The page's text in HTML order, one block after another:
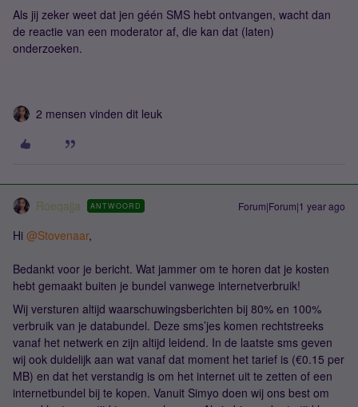
Als jij zeker weet dat jen géén SMS hebt ontvangen, wacht dan
de reactie van een moderator af, die kan dat (laten)
onderzoeken.
2 mensen vinden dit leuk
Roeqajja ANTWOORD Forum|Forum|1 year ago
Hi @Stovenaar,
Bedankt voor je bericht. Wat jammer om te horen dat je kosten
hebt gemaakt buiten je bundel vanwege internetverbruik!
Wij versturen altijd waarschuwingsberichten bij 80% en 100%
verbruik van je databundel. Deze sms’jes komen rechtstreeks
vanaf het netwerk en zijn altijd leidend. In de laatste sms geven
wij ook duidelijk aan wat vanaf dat moment het tarief is (€0.15 per
MB) en dat het verstandig is om het internet uit te zetten of een
internetbundel bij te kopen. Vanuit Simyo doen wij ons best om